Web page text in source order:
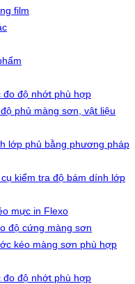
film
đo độ nhớt phù hợp
phủ màng sơn, vật liệu
lớp phủ bằng phương pháp
kiểm tra độ bám dính lớp
mực in Flexo
độ cứng màng sơn
kéo màng sơn phù hợp
đo độ nhớt phù hợp